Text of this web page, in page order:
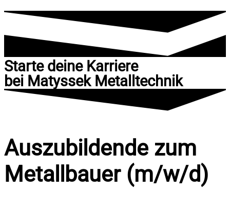
Starte deine Karriere
bei Matyssek Metalltechnik
Auszubildende zum
Metallbauer (m/w/d)